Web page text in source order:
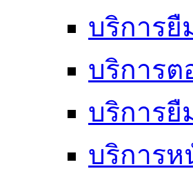
บริการ
บริการ
บริการยื
บริการ